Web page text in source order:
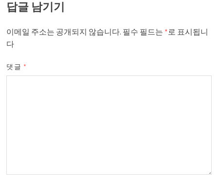
답글 남기기
이메일 주소는 공개되지 않습니다. 필수 필드는 *로 표시됩니
다
댓글 *